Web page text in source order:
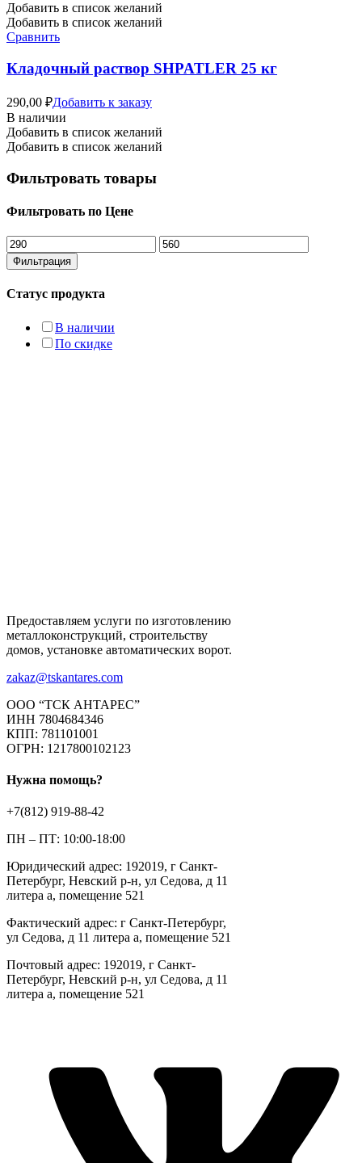
Добавить в список желаний
Добавить в список желаний
Сравнить
Кладочный раствор SHPATLER 25 кг
290,00 ₽Добавить к заказу
В наличии
Добавить в список желаний
Добавить в список желаний
Фильтровать товары
Фильтровать по Цене
Минимальная
цена
Максимальная
цена
Фильтрация
Статус продукта
В наличии
По скидке
Предоставляем услуги по изготовлению
металлоконструкций, строительству
домов, установке автоматических ворот.
zakaz@tskantares.com
ООО “ТСК АНТАРЕС”
ИНН 7804684346
КПП: 781101001
ОГРН: 1217800102123
Нужна помощь?
+7(812) 919-88-42
ПН – ПТ: 10:00-18:00
Юридический адрес: 192019, г Санкт-
Петербург, Невский р-н, ул Седова, д 11
литера а, помещение 521
Фактический адрес: г Санкт-Петербург,
ул Седова, д 11 литера а, помещение 521
Почтовый адрес: 192019, г Санкт-
Петербург, Невский р-н, ул Седова, д 11
литера а, помещение 521